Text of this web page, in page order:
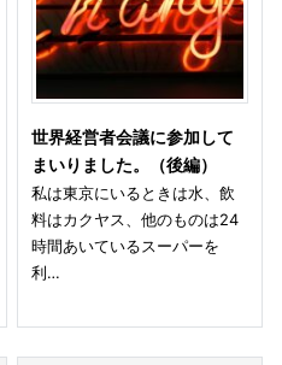
世界経営者会議に参加して
まいりました。（後編）
私は東京にいるときは水、飲
料はカクヤス、他のものは24
時間あいているスーパーを
利…